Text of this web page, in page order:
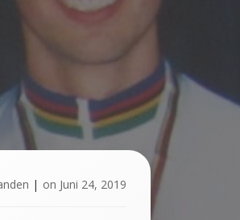
| on Juni 24, 2019